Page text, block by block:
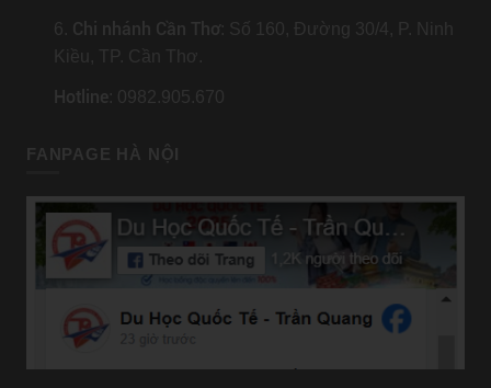
6. Chi nhánh Cần Thơ: Số 160, Đường 30/4, P. Ninh
Kiều, TP. Cần Thơ.
Hotline: 0982.905.670
FANPAGE HÀ NỘI